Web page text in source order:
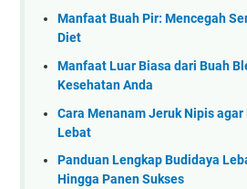
Manfaat Buah Pir: Mencegah
Diet
Manfaat Luar Biasa dari Buah
Kesehatan Anda
Cara Menanam Jeruk Nipis
Lebat
Panduan Lengkap Budidaya
Hingga Panen Sukses